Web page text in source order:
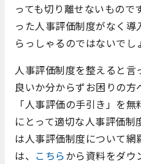
っても切り離せないもので
った人事評価制度がなく
らっしゃるのではないでし
人事評価制度を整えると
良いか分からずお困りの方
「人事評価の手引き」を
にとって適切な人事評価
は人事評価制度について
は、 こちらから資料をダウ